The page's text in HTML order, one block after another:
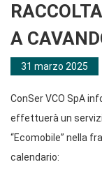
A
31 marzo 2025
ConSer VCO SpA
effettuerà un
“Ecomobile” nella
calendario: